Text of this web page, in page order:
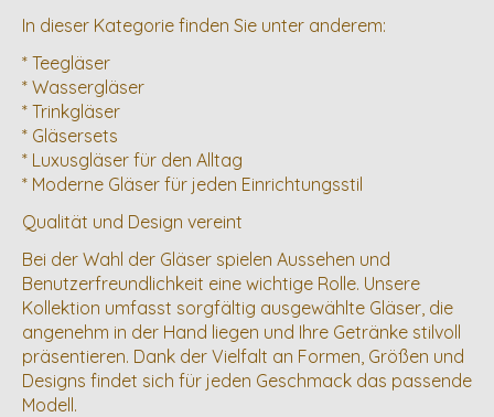
In dieser Kategorie finden Sie unter anderem:
* Teegläser
* Wassergläser
* Trinkgläser
* Gläsersets
* Luxusgläser für den Alltag
* Moderne Gläser für jeden Einrichtungsstil
Qualität und Design vereint
Bei der Wahl der Gläser spielen Aussehen und
Benutzerfreundlichkeit eine wichtige Rolle. Unsere
Kollektion umfasst sorgfältig ausgewählte Gläser, die
angenehm in der Hand liegen und Ihre Getränke stilvoll
präsentieren. Dank der Vielfalt an Formen, Größen und
Designs findet sich für jeden Geschmack das passende
Modell.